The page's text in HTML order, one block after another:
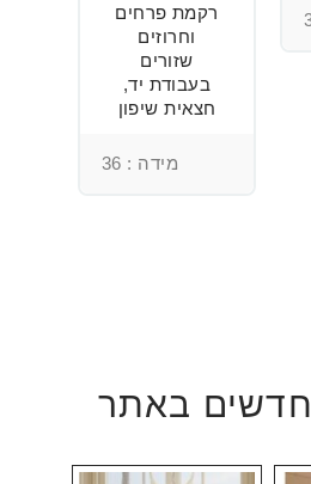
רקמת פרחים
וחרוזים
שזורים
בעבודת יד,
חצאית שיפון
מידה : 36
חדשים באתר